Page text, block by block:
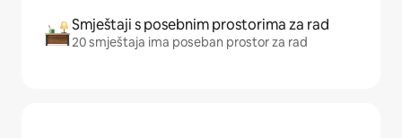
Smještaji s posebnim prostorima za rad
20 smještaja ima poseban prostor za rad